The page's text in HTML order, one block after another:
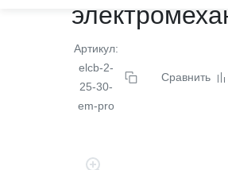
Артикул:
elcb-2-
25-30-
em-pro
Сравнить